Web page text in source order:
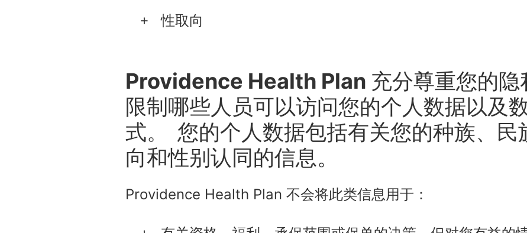
性取向
Providence Health Plan 充分尊重您的隐
限制哪些人员可以访问您的个人数据以及
式。 您的个人数据包括有关您的种族、民
向和性别认同的信息。
Providence Health Plan 不会将此类信息用于：